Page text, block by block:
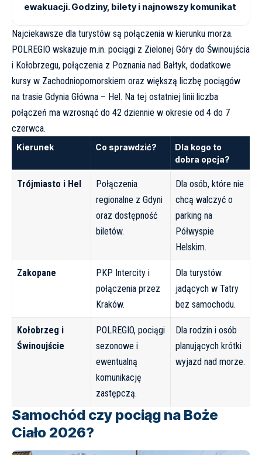
ewakuacji. Godziny, bilety i najnowszy komunikat
Najciekawsze dla turystów są połączenia w kierunku morza.
POLREGIO wskazuje m.in. pociągi z Zielonej Góry do Świnoujścia
i Kołobrzegu, połączenia z Poznania nad Bałtyk, dodatkowe
kursy w Zachodniopomorskiem oraz większą liczbę pociągów
na trasie Gdynia Główna – Hel. Na tej ostatniej linii liczba
połączeń ma wzrosnąć do 42 dziennie w okresie od 4 do 7
czerwca.
Kierunek Co sprawdzić?
Dla kogo to
dobra opcja?
Trójmiasto i Hel
Połączenia
regionalne z Gdyni
oraz dostępność
biletów.
Dla osób, które nie
chcą walczyć o
parking na
Półwyspie
Helskim.
Zakopane
PKP Intercity i
połączenia przez
Kraków.
Dla turystów
jadących w Tatry
bez samochodu.
Kołobrzeg i
Świnoujście
POLREGIO, pociągi
sezonowe i
ewentualną
komunikację
zastępczą.
Dla rodzin i osób
planujących krótki
wyjazd nad morze.
Samochód czy pociąg na Boże
Ciało 2026?